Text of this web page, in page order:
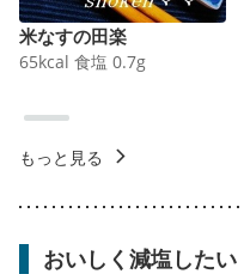
米なすの田楽
65kcal 食塩 0.7g
もっと見る
おいしく減塩したい